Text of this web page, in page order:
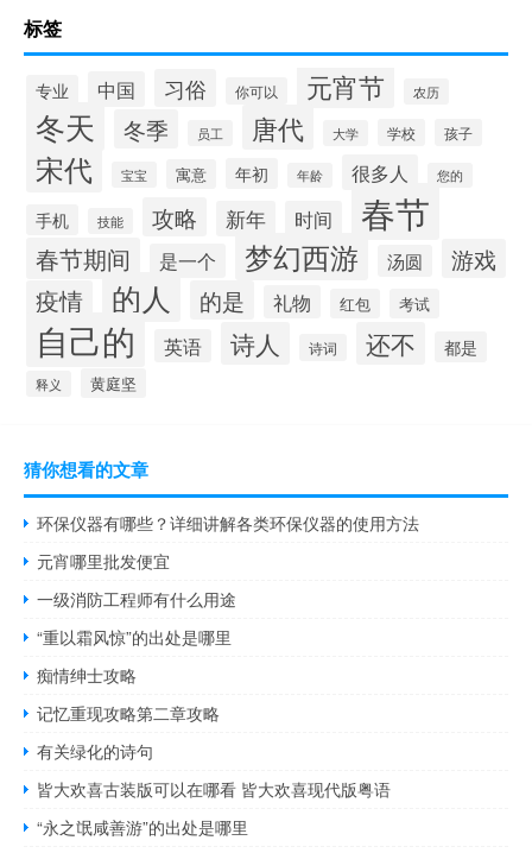
标签
专业 中国 习俗 你可以 元宵节 农历
冬天 冬季 员工 唐代 大学 学校 孩子
宋代 宝宝 寓意 年初 年龄 很多人 您的
手机 技能 攻略 新年 时间 春节
春节期间 是一个 梦幻西游 汤圆 游戏
疫情 的人 的是 礼物 红包 考试
自己的 英语 诗人 诗词 还不 都是
释义 黄庭坚
猜你想看的文章
环保仪器有哪些？详细讲解各类环保仪器的使用方法
元宵哪里批发便宜
一级消防工程师有什么用途
“重以霜风惊”的出处是哪里
痴情绅士攻略
记忆重现攻略第二章攻略
有关绿化的诗句
皆大欢喜古装版可以在哪看 皆大欢喜现代版粤语
“永之氓咸善游”的出处是哪里